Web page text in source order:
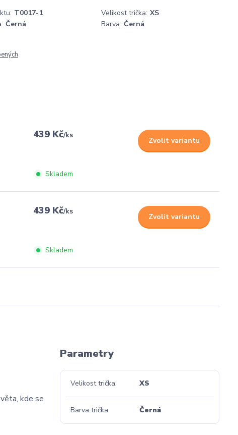
T0017-1 Velikost trička: XS
Černá Barva: Černá
439 Kč/ks
Skladem
Zvolit variantu
439 Kč/ks
Skladem
Zvolit variantu
kde se
Parametry
Velikost trička XS
Barva trička Černá